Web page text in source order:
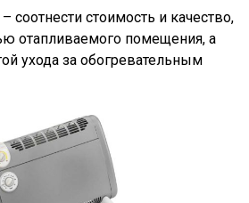
соотнести стоимость и качество,
отапливаемого помещения, а
ухода за обогревательным